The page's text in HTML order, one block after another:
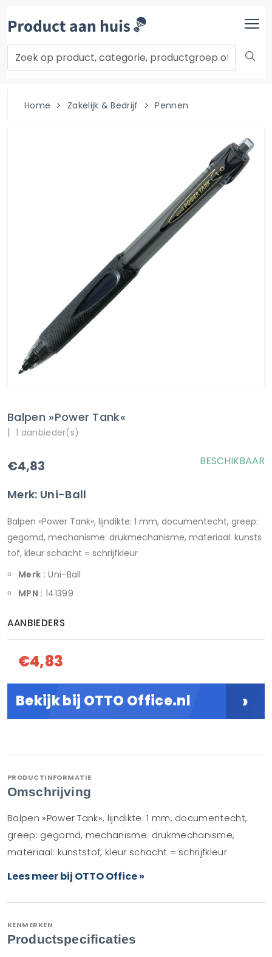
Home Zakelijk & Bedrijf Pennen
Balpen »Power Tank«
| 1 aanbieder(s)
€4,83
Merk: Uni-Ball
BESCHIKBAAR
Balpen »Power Tank«, lijndikte: 1 mm, documentecht, greep:
gegomd, mechanisme: drukmechanisme, materiaal: kunsts
tof, kleur schacht = schrijfkleur
Merk : Uni-Ball
MPN : 141399
AANBIEDERS
€4,83
Bekijk bij OTTO Office.nl ›
PRODUCTINFORMATIE
Omschrijving
Balpen »Power Tank«, lijndikte: 1 mm, documentecht,
greep: gegomd, mechanisme: drukmechanisme,
materiaal: kunststof, kleur schacht = schrijfkleur
Lees meer bij OTTO Office »
KENMERKEN
Productspecificaties